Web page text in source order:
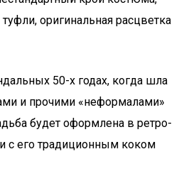
оригинальная расцветка
50-х годах, когда шла
и прочими «неформалами»
будет оформлена в ретро-
с его традиционным коком